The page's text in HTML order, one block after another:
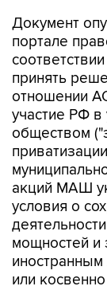
Документ
портале
принять
отношении
участие РФ
обществом
акций МАШ
условия о
мощностей и
или